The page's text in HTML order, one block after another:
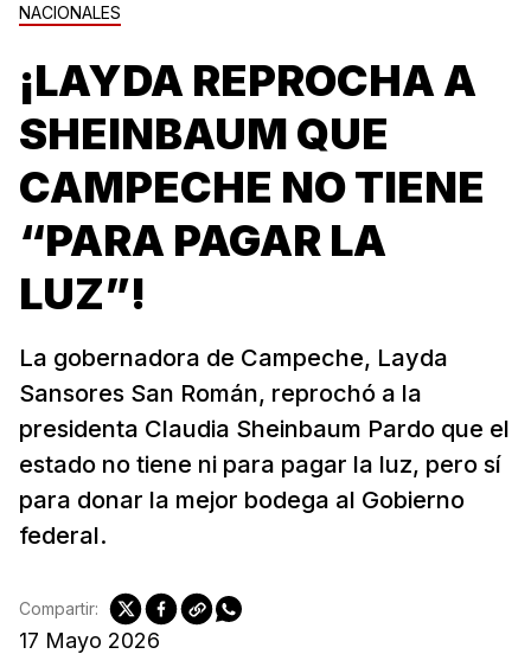
NACIONALES
¡LAYDA REPROCHA A
SHEINBAUM QUE
CAMPECHE NO TIENE
“PARA PAGAR LA
LUZ”!
La gobernadora de Campeche, Layda
Sansores San Román, reprochó a la
presidenta Claudia Sheinbaum Pardo que el
estado no tiene ni para pagar la luz, pero sí
para donar la mejor bodega al Gobierno
federal.
17 Mayo 2026
Compartir: